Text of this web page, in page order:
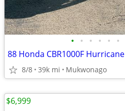
• • • • • •
88 Honda CBR1000F Hurricane
8/8 39k mi Mukwonago
$6,999